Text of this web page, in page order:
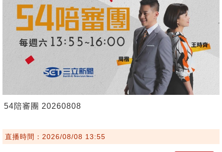
54陪審團 20260808
直播時間：2026/08/08 13:55